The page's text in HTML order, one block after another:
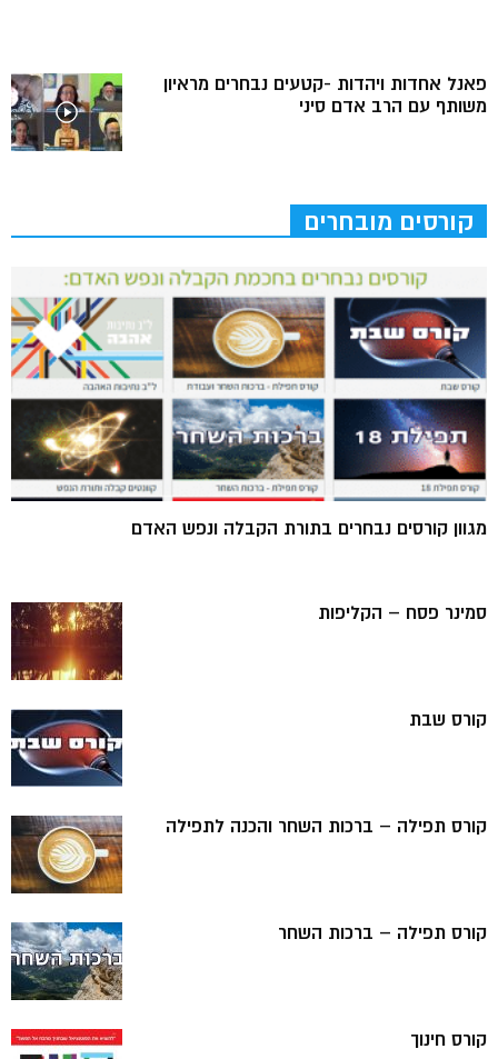
פאנל אחדות ויהדות -קטעים נבחרים מראיון
משותף עם הרב אדם סיני
קורסים מובחרים
מגוון קורסים נבחרים בתורת הקבלה ונפש האדם
סמינר פסח – הקליפות
קורס שבת
קורס תפילה – ברכות השחר והכנה לתפילה
קורס תפילה – ברכות השחר
קורס חינוך